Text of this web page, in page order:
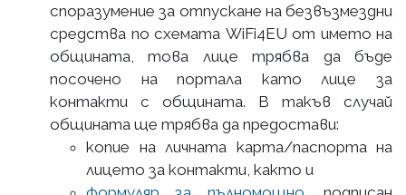
споразумение за отпускане на безвъзмездни
средства по схемата WiFi4EU от името на
общината, това лице трябва да бъде
посочено на портала като лице за
контакти с общината. В такъв случай
общината ще трябва да предостави:
копие на личната карта/паспорта на
лицето за контакти, както и